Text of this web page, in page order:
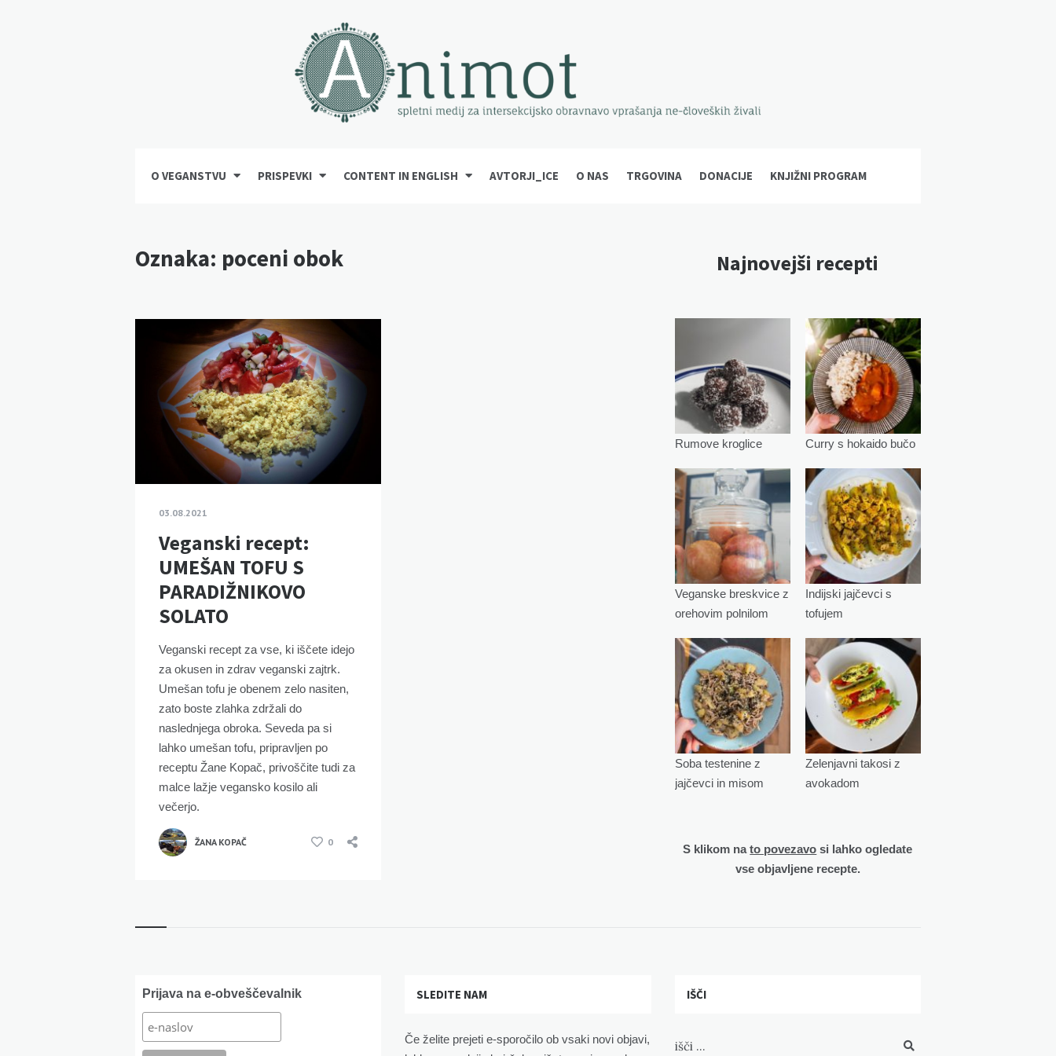
O VEGANSTVU PRISPEVKI CONTENT IN ENGLISH AVTORJI_ICE O NAS TRGOVINA DONACIJE KNJIŽNI PROGRAM
Oznaka: poceni obok
03.08.2021
Veganski recept:
UMEŠAN TOFU S
PARADIŽNIKOVO
SOLATO
Veganski recept za vse, ki iščete idejo
za okusen in zdrav veganski zajtrk.
Umešan tofu je obenem zelo nasiten,
zato boste zlahka zdržali do
naslednjega obroka. Seveda pa si
lahko umešan tofu, pripravljen po
receptu Žane Kopač, privoščite tudi za
malce lažje vegansko kosilo ali
večerjo.
ŽANA KOPAČ 0
Najnovejši recepti
Rumove kroglice Curry s hokaido bučo
Veganske breskvice z
orehovim polnilom
Indijski jajčevci s
tofujem
Soba testenine z
jajčevci in misom
Zelenjavni takosi z
avokadom
S klikom nato povezavo si lahko ogledate
vse objavljene recepte.
Widgets
Prijava na e-obveščevalnik SLEDITE NAM
Če želite prejeti e-sporočilo ob vsaki novi objavi,
IŠČI